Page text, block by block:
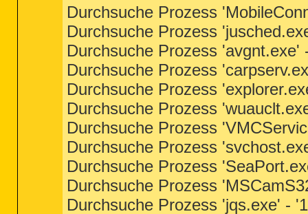
Durchsuche Prozess
Durchsuche Prozess
Durchsuche Prozess
Durchsuche Prozess
Durchsuche Prozess
Durchsuche Prozess
Durchsuche Prozess
Durchsuche Prozess
Durchsuche Prozess
Durchsuche Prozess
Durchsuche Prozess 'jqs.exe' -